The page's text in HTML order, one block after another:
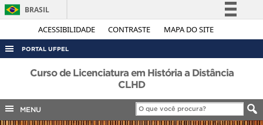
ACESSIBILIDADE CONTRASTE MAPA DO SITE
BRASIL
Simplifique!
Legislação
Canais
PORTAL UFPEL
ACESSO À INFORMAÇÃO
COBALTO
Curso de Licenciatura em História a Distância
CLHD
MENU